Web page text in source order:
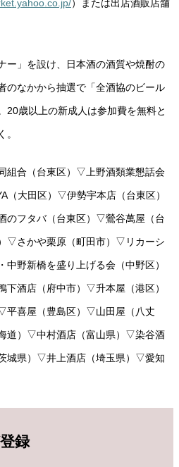
）または出店酒販店舗
ー」を設け、日本酒の酒質や焼酎の
のなかから抽選で「全酒協のビール
20歳以上の新成人は参加費を無料と
。
組合（台東区）▽上野酒類業懇話会
（大田区）▽伊勢宇本店（台東区）
フタバ（台東区）▽鶯谷萬屋（台
▽さかや栗原（町田市）▽リカーシ
野新橋を盛り上げる会（中野区）
酒店（府中市）▽升本屋（港区）
喜屋（豊島区）▽山田屋（八丈
道）▽中村酒店（富山県）▽染谷酒
城県）▽井上酒店（埼玉県）▽愛知
録